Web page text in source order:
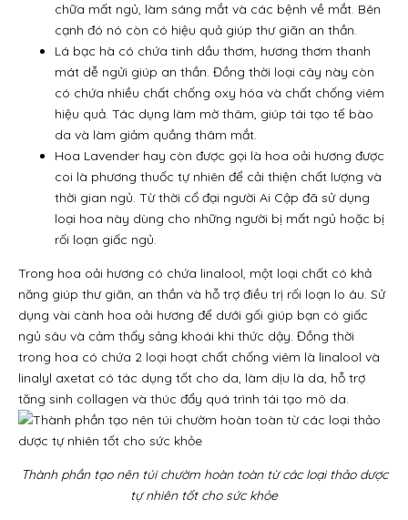
chữa mất ngủ, làm sáng mắt và các bệnh về mắt. Bên
cạnh đó nó còn có hiệu quả giúp thư giãn an thần.
Lá bạc hà có chứa tinh dầu thơm, hương thơm thanh
mát dễ ngửi giúp an thần. Đồng thời loại cây này còn
có chứa nhiều chất chống oxy hóa và chất chống viêm
hiệu quả. Tác dụng làm mờ thâm, giúp tái tạo tế bào
da và làm giảm quầng thâm mắt.
Hoa Lavender hay còn được gọi là hoa oải hương được
coi là phương thuốc tự nhiên để cải thiện chất lượng và
thời gian ngủ. Từ thời cổ đại người Ai Cập đã sử dụng
loại hoa này dùng cho những người bị mất ngủ hoặc bị
rối loạn giấc ngủ.
Trong hoa oải hương có chứa linalool, một loại chất có khả
năng giúp thư giãn, an thần và hỗ trợ điều trị rối loạn lo âu. Sử
dụng vài cành hoa oải hương để dưới gối giúp bạn có giấc
ngủ sâu và cảm thấy sảng khoái khi thức dậy. Đồng thời
trong hoa có chứa 2 loại hoạt chất chống viêm là linalool và
linalyl axetat có tác dụng tốt cho da, làm dịu là da, hỗ trợ
tăng sinh collagen và thúc đẩy quá trình tái tạo mô da.
Thành phần tạo nên túi chườm hoàn toàn từ các loại thảo dược
tự nhiên tốt cho sức khỏe